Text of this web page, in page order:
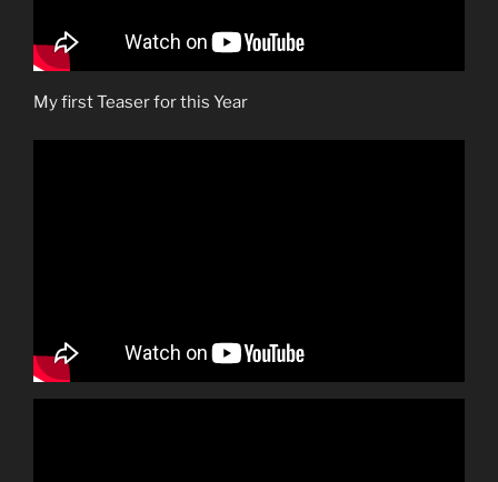
My first Teaser for this Year